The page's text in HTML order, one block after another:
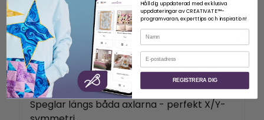
Reflektera tvärs över och nedåt (4-
vägsspegel)
Speglar längs båda axlarna - perfekt X/Y-
Håll dig uppdaterad med exklusiva
uppdateringar av CREATIVATE™-
programvaran, experttips och inspiration!
Namn
E-post
REGISTRERA DIG